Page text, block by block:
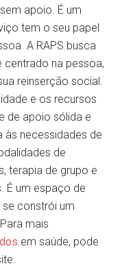
apoio. É um
tem o seu papel
A RAPS busca
centrado na pessoa,
reinserção social.
e os recursos
de apoio sólida e
às necessidades de
de
terapia de grupo e
É um espaço de
constrói um
mais
em saúde, pode